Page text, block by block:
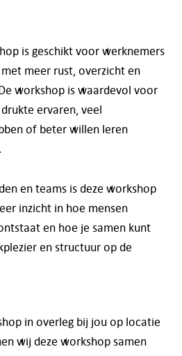
is geschikt voor werknemers
meer rust, overzicht en
workshop is waardevol voor
ervaren, veel
of beter willen leren
en teams is deze workshop
inzicht in hoe mensen
en hoe je samen kunt
en structuur op de
in overleg bij jou op locatie
wij deze workshop samen